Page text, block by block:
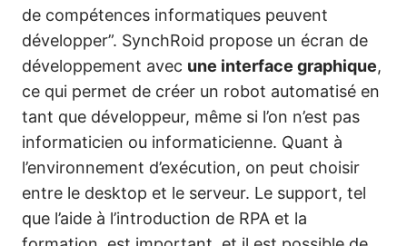
de compétences informatiques peuvent
développer”. SynchRoid propose un écran de
développement avec une interface graphique,
ce qui permet de créer un robot automatisé en
tant que développeur, même si l’on n’est pas
informaticien ou informaticienne. Quant à
l’environnement d’exécution, on peut choisir
entre le desktop et le serveur. Le support, tel
que l’aide à l’introduction de RPA et la